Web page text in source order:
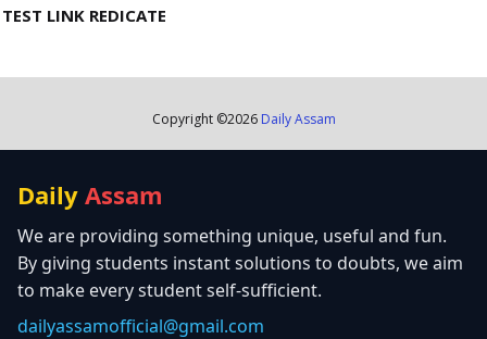
TEST LINK REDICATE
Copyright ©2026 Daily Assam
Daily Assam
We are providing something unique, useful and fun.
By giving students instant solutions to doubts, we aim
to make every student self-sufficient.
dailyassamofficial@gmail.com